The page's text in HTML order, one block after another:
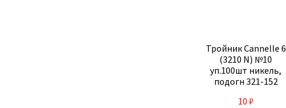
Тройник Cannelle 6
(3210 N) №10
уп.100шт никель,
подогн 321-152
10 ₽